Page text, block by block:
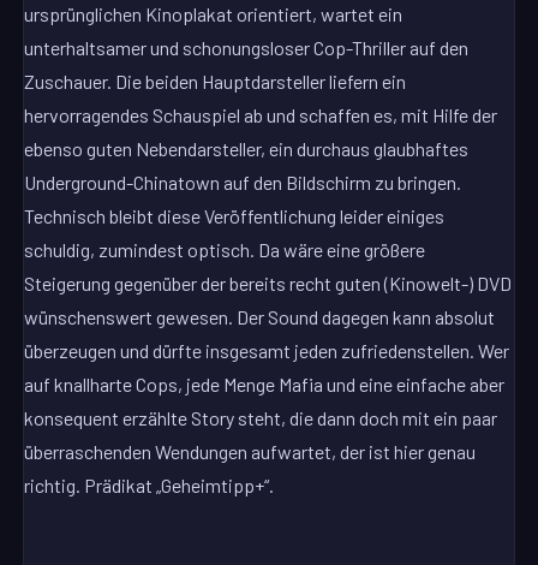
ursprünglichen Kinoplakat orientiert, wartet ein
unterhaltsamer und schonungsloser Cop-Thriller auf den
Zuschauer. Die beiden Hauptdarsteller liefern ein
hervorragendes Schauspiel ab und schaffen es, mit Hilfe der
ebenso guten Nebendarsteller, ein durchaus glaubhaftes
Underground-Chinatown auf den Bildschirm zu bringen.
Technisch bleibt diese Veröffentlichung leider einiges
schuldig, zumindest optisch. Da wäre eine größere
Steigerung gegenüber der bereits recht guten (Kinowelt-) DVD
wünschenswert gewesen. Der Sound dagegen kann absolut
überzeugen und dürfte insgesamt jeden zufriedenstellen. Wer
auf knallharte Cops, jede Menge Mafia und eine einfache aber
konsequent erzählte Story steht, die dann doch mit ein paar
überraschenden Wendungen aufwartet, der ist hier genau
richtig. Prädikat „Geheimtipp+“.